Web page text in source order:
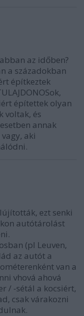
az időben?
a századokban
építkeztek
építettek olyan
voltak, és
annak
aki
ezt senki
autótárolást
(pl Leuven,
az autót a
van a
vhová ahová
/ -sétál a kocsiért,
csak várakozni